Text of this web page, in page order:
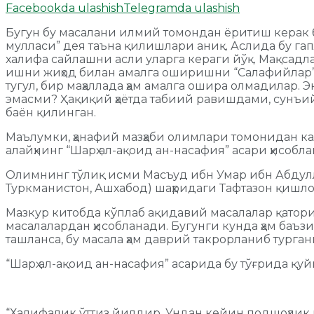
Facebookda ulashishTelegramda ulashish
Бугун бу масалани илмий томондан ёритиш керак
мулласи” дея таъна қилишлари аниқ. Аслида бу
халифа сайлашни асли уларга кераги йўқ.
ишни жиҳод билан амалга оширишни
тугул, бир маҳаллада ҳам амалга ошира
эмасми? Ҳақиқий ҳаётда табиий равишдами,
баён қилинган.
Маълумки, ҳанафий мазҳаби олимлари томонидан
алайҳнинг “Шарҳ ал-ақоид ан-насафия” асари
Олимнинг тўлиқ исми Масъуд ибн Умар ибн
Туркманистон, Ашхабод) шаҳридаги Тафтазон
Мазкур китобда кўплаб ақидавий масалалар
масалалардан ҳисобланади. Бугунги кунда ҳам
ташланса, бу масала ҳам даврий такрорланиб
“Шарҳ ал-ақоид ан-насафия” асарида бу тўғрида